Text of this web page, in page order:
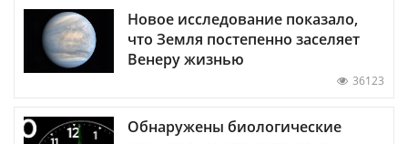
Новое исследование показало,
что Земля постепенно заселяет
Венеру жизнью
36123
Обнаружены биологические